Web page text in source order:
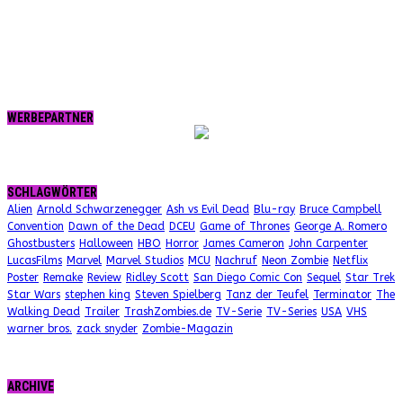
WERBEPARTNER
SCHLAGWÖRTER
Alien Arnold Schwarzenegger Ash vs Evil Dead Blu-ray Bruce Campbell
Convention Dawn of the Dead DCEU Game of Thrones George A. Romero
Ghostbusters Halloween HBO Horror James Cameron John Carpenter
LucasFilms Marvel Marvel Studios MCU Nachruf Neon Zombie Netflix
Poster Remake Review Ridley Scott San Diego Comic Con Sequel Star Trek
Star Wars stephen king Steven Spielberg Tanz der Teufel Terminator The
Walking Dead Trailer TrashZombies.de TV-Serie TV-Series USA VHS
warner bros. zack snyder Zombie-Magazin
ARCHIVE